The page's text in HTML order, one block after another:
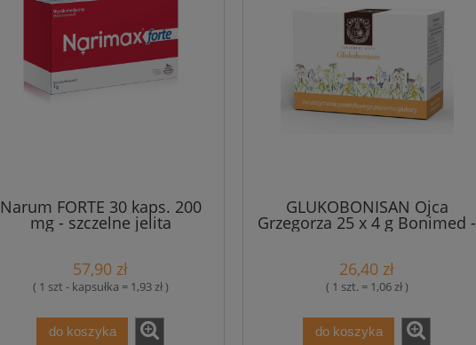
Narum FORTE 30 kaps. 200
mg - szczelne jelita
(czerwone)
57,90 zł
( 1 szt - kapsułka = 1,93 zł )
do koszyka
GLUKOBONISAN Ojca
Grzegorza 25 x 4 g Bonimed -
poziom glukozy
26,40 zł
( 1 szt. = 1,06 zł )
do koszyka